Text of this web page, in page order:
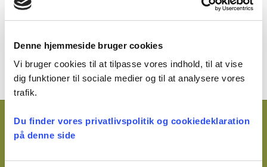
Denne hjemmeside bruger cookies
Vi bruger cookies til at tilpasse vores indhold, til at vise
dig funktioner til sociale medier og til at analysere vores
trafik.
Du finder vores privatlivspolitik og cookiedeklaration
på denne side
Kontakt
Præsteforeningen